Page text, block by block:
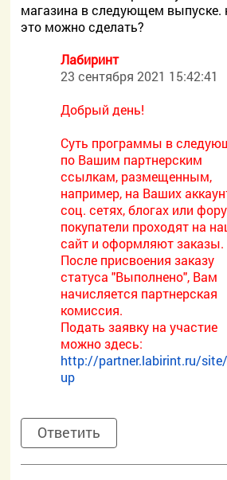
магазина в следующем выпуске.
это можно сделать?
Лабиринт
23 сентября 2021 15:42:41
Добрый день!
Суть программы в
по Вашим партнерским
ссылкам, размещенным,
например, на Ваших
соц. сетях, блогах или
покупатели проходят на
сайт и оформляют заказы.
После присвоения заказу
статуса "Выполнено", Вам
начисляется партнерская
комиссия.
Подать заявку на участие
можно здесь:
http://partner.labirint.ru/
up
Ответить